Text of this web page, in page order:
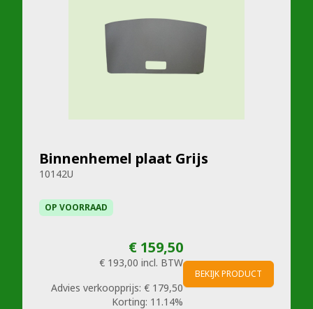
Binnenhemel plaat Grijs
10142U
OP VOORRAAD
€ 159,50
€ 193,00 incl. BTW
Advies verkoopprijs: € 179,50
Korting: 11.14%
BEKIJK PRODUCT